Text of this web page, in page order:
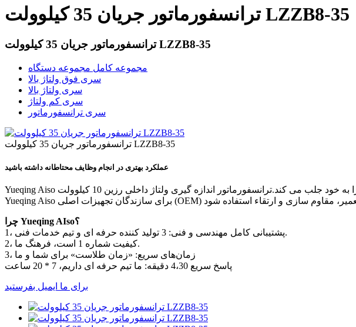
ترانسفورماتور جریان 35 کیلوولت LZZB8-35
ترانسفورماتور جریان 35 کیلوولت LZZB8-35
مجموعه کامل مجموعه دستگاه
سری فوق ولتاژ بالا
سری ولتاژ بالا
سری کم ولتاژ
سری ترانسفورماتور
ترانسفورماتور جریان 35 کیلوولت LZZB8-35
عملکرد بهتری در انجام وظایف محتاطانه داشته باشید
Yueqing Aiso به لطف شهرت ثابت شده آنها برای قابلیت اطمینان، عملکرد و عمر طولانی، اعتماد مشتری را به خود جلب می کند.ترانسفورماتور اندازه گیری ولتاژ داخلی رزین 10 کیلوولت JDZC 6kV از
چرا Yueqing AIso؟
1، پشتیبانی کامل مهندسی و فنی: 3 تولید کننده حرفه ای و تیم خدمات فنی.
2، کیفیت شماره 1 است، فرهنگ ما.
3، زمان‌های سریع: «زمان طلاست» برای شما و ما
پاسخ سریع 4،30 دقیقه: ما تیم حرفه ای داریم، 7 * 20 ساعت
برای ما ایمیل بفرستید